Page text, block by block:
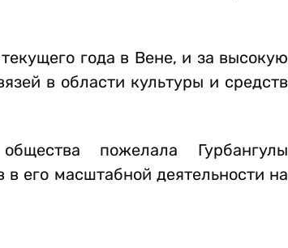
года в Вене, и за высокую
в области культуры и средств
пожелала Гурбангулы
его масштабной деятельности на